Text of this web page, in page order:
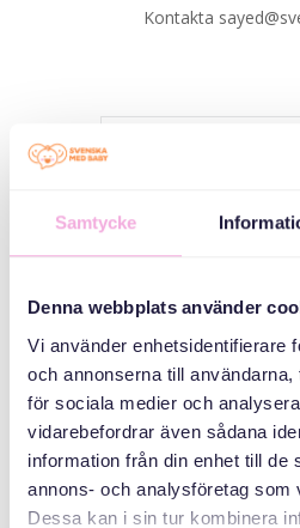
Samtycke
Denna webbplats använder
Vi använder enhetsidentifierare
och annonserna till
för sociala medier och
vidarebefordrar även sådana
information från din enhet till de
annons- och analysföretag som
Dessa kan i sin tur kombinera
Kontakta
بندی ها